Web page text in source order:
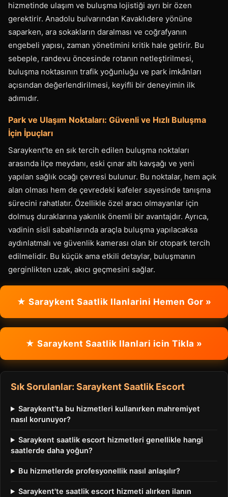
hizmetinde ulaşım ve buluşma lojistiği ayrı bir özen
gerektirir. Anadolu bulvarından Kavaklıdere yönüne
saparken, ara sokakların daralması ve coğrafyanın
engebeli yapısı, zaman yönetimini kritik hale getirir. Bu
sebeple, randevu öncesinde rotanın netleştirilmesi,
buluşma noktasının trafik yoğunluğu ve park imkânları
açısından değerlendirilmesi, keyifli bir deneyimin ilk
adımıdır.
Park ve Ulaşım Noktaları: Güvenli ve Hızlı Buluşma
İçin İpuçları
Saraykent’te en sık tercih edilen buluşma noktaları
arasında ilçe meydanı, eski çınar altı kavşağı ve yeni
yapılan sağlık ocağı çevresi bulunur. Bu noktalar, hem açık
alan olması hem de çevredeki kafeler sayesinde tanışma
sürecini rahatlatır. Özellikle özel aracı olmayanlar için
dolmuş duraklarına yakınlık önemli bir avantajdır. Ayrıca,
vadinin sisli sabahlarında araçla buluşma yapılacaksa
aydınlatmalı ve güvenlik kamerası olan bir otopark tercih
edilmelidir. Bu küçük ama etkili detaylar, buluşmanın
gerginlikten uzak, akıcı geçmesini sağlar.
★ Saraykent Saatlik Ilanlarini Hemen Gor »
★ Saraykent Saatlik Ilanlari icin Tikla »
Sık Sorulanlar: Saraykent Saatlik Escort
Saraykent’ta bu hizmetleri kullanırken mahremiyet
nasıl korunuyor?
Saraykent saatlik escort hizmetleri genellikle hangi
saatlerde daha yoğun?
Bu hizmetlerde profesyonellik nasıl anlaşılır?
Saraykent'te saatlik escort hizmeti alırken ilanın